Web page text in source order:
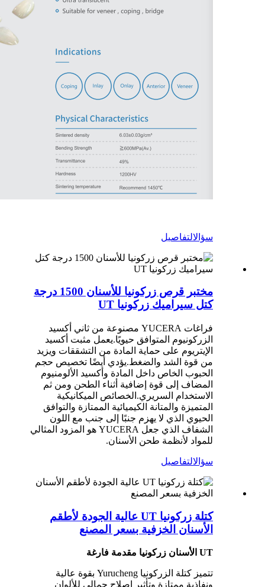
سؤالالتفاصيل
مختبر قرص زركونيا للأسنان 1500 درجة
كتل سيراميك زركونيا UT
فراغات YUCERA مصنوعة من ثاني أكسيد
الزركونيوم المتوافق حيويًا.يعمل مثبت أكسيد
الإيتريوم على حماية المادة من التشققات ويزيد
من قوة الشد والضغط.يؤدي أيضًا تخصيص حجم
الحبوب الخاص داخل المادة وأكسيد الألومنيوم
المضاف إلى قوة إضافية أثناء الطحن ومن ثم
الاستخدام السريري.الخصائص الميكانيكية
المتميزة والمتانة الكيميائية الممتازة والتوافق
الحيوي الذي لا يهزم جنبًا إلى جنب مع اللون
الشفاف الذي جعل YUCERA هو المزود المثالي
للمواد لأنظمة طحن الأسنان.
سؤالالتفاصيل
كتلة زركونيا UT عالية الجودة لأطقم
الأسنان الخزفية بسعر المصنع
UT الأسنان زركونيا مقدمة فارغة
تتميز كتلة الزركونيا Yurucheng بقوة عالية
ونفاذية ممتازة وتأثير إصلاح جمالي للألوان